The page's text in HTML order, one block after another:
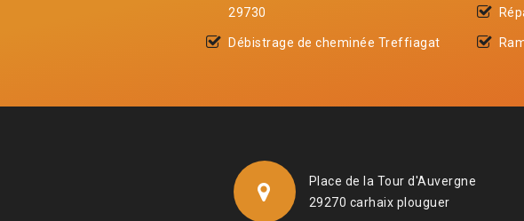
29730
Débistrage de cheminée Treffiagat
Place de la Tour d'Auvergne
29270 carhaix plouguer